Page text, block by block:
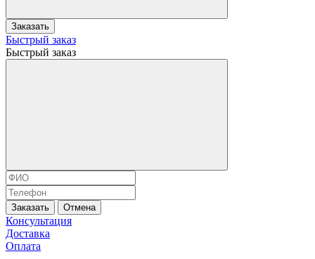
Заказать
Быстрый заказ
Быстрый заказ
Заказать Отмена
Консультация
Доставка
Оплата